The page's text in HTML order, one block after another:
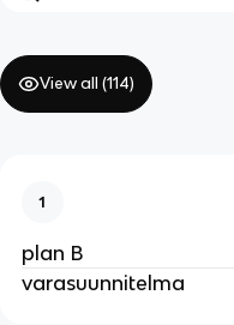
View all (114)
1
plan B
varasuunnitelma